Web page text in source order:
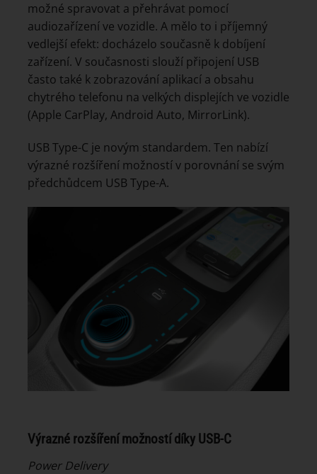
možné spravovat a přehrávat pomocí
audiozařízení ve vozidle. A mělo to i příjemný
vedlejší efekt: docházelo současně k dobíjení
zařízení. V současnosti slouží připojení USB
často také k zobrazování aplikací a obsahu
chytrého telefonu na velkých displejích ve vozidle
(Apple CarPlay, Android Auto, MirrorLink).
USB Type-C je novým standardem. Ten nabízí
výrazné rozšíření možností v porovnání se svým
předchůdcem USB Type-A.
Výrazné rozšíření možností díky USB-C
Power Delivery